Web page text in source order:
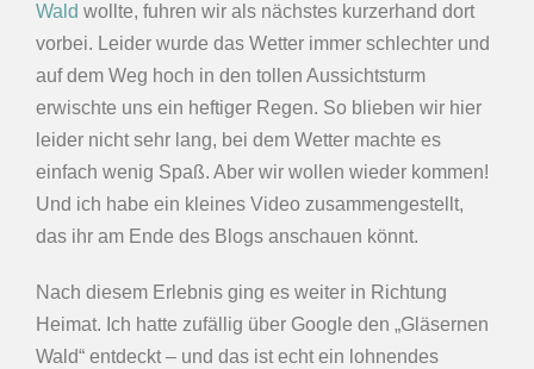
Wald wollte, fuhren wir als nächstes kurzerhand dort
vorbei. Leider wurde das Wetter immer schlechter und
auf dem Weg hoch in den tollen Aussichtsturm
erwischte uns ein heftiger Regen. So blieben wir hier
leider nicht sehr lang, bei dem Wetter machte es
einfach wenig Spaß. Aber wir wollen wieder kommen!
Und ich habe ein kleines Video zusammengestellt,
das ihr am Ende des Blogs anschauen könnt.
Nach diesem Erlebnis ging es weiter in Richtung
Heimat. Ich hatte zufällig über Google den „Gläsernen
Wald“ entdeckt – und das ist echt ein lohnendes